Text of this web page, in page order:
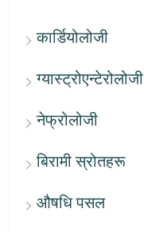
कार्डियोलोजी
ग्यास्ट्रोएन्टेरोलोजी
नेफ्रोलोजी
बिरामी स्रोतहरू
औषधि पसल